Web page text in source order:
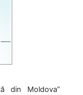
din Moldova”